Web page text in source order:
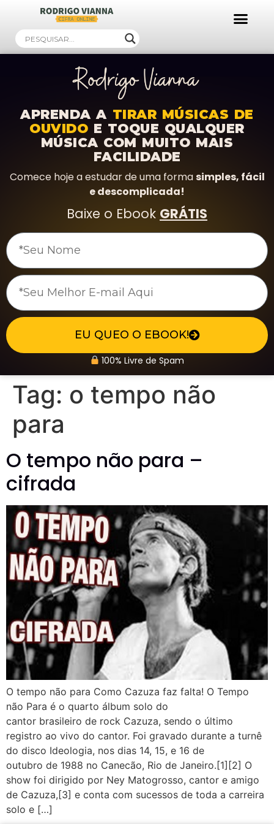
APRENDA A TIRAR MÚSICAS DE
OUVIDO E TOQUE QUALQUER
MÚSICA COM MUITO MAIS
FACILIDADE
Comece hoje a estudar de uma formasimples, fácil
e descomplicada!
Baixe o Ebook GRÁTIS
EU QUEO O EBOOK!
100% Livre de Spam
Tag: o tempo não
para
O tempo não para –
cifrada
O tempo não para Como Cazuza faz falta! O Tempo
não Para é o quarto álbum solo do
cantor brasileiro de rock Cazuza, sendo o último
registro ao vivo do cantor. Foi gravado durante a turnê
do disco Ideologia, nos dias 14, 15, e 16 de
outubro de 1988 no Canecão, Rio de Janeiro.[1][2] O
show foi dirigido por Ney Matogrosso, cantor e amigo
de Cazuza,[3] e conta com sucessos de toda a carreira
solo e […]